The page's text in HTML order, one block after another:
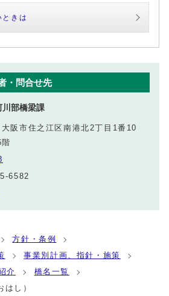
ときは
・問合せ先
部橋梁課
阪市住之江区南港北2丁目1番10
6582
方針・条例
事業別計画、指針・施策
介
橋名一覧
し）